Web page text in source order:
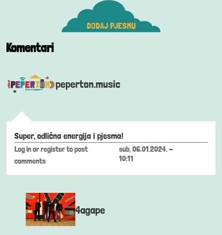
DODAJ PJESMU
Komentari
peperton.music
Super, odlična energija i pjesma!
Log inorregisterto post
comments
sub, 06.01.2024. -
10:11
4agape